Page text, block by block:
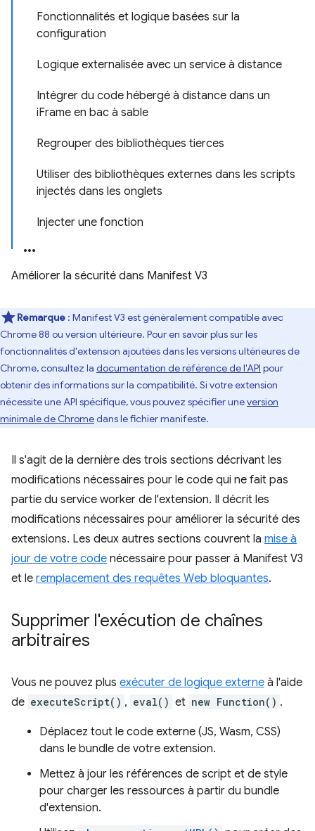
Fonctionnalités et logique basées sur la
configuration
Logique externalisée avec un service à distance
Intégrer du code hébergé à distance dans un
iFrame en bac à sable
Regrouper des bibliothèques tierces
Utiliser des bibliothèques externes dans les scripts
injectés dans les onglets
Injecter une fonction
Améliorer la sécurité dans Manifest V3
Remarque : Manifest V3 est généralement compatible avec
Chrome 88 ou version ultérieure. Pour en savoir plus sur les
fonctionnalités d'extension ajoutées dans les versions ultérieures de
Chrome, consultez la documentation de référence de l'API pour
obtenir des informations sur la compatibilité. Si votre extension
nécessite une API spécifique, vous pouvez spécifier uneversion
minimale de Chromedans le fichier manifeste.
Il s'agit de la dernière des trois sections décrivant les
modifications nécessaires pour le code qui ne fait pas
partie du service worker de l'extension. Il décrit les
modifications nécessaires pour améliorer la sécurité des
extensions. Les deux autres sections couvrent la mise à
jour de votre code nécessaire pour passer à Manifest V3
et le remplacement des requêtes Web bloquantes.
Supprimer l'exécution de chaînes
arbitraires
Vous ne pouvez plus exécuter de logique externe à l'aide
de executeScript() , eval() et new Function() .
Déplacez tout le code externe (JS, Wasm, CSS)
dans le bundle de votre extension.
Mettez à jour les références de script et de style
pour charger les ressources à partir du bundle
d'extension.